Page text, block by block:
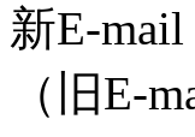
新E-
（旧E-